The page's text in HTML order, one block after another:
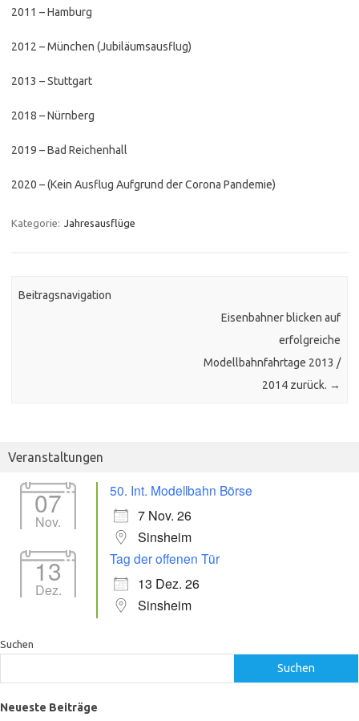
2011 – Hamburg
2012 – München (Jubiläumsausflug)
2013 – Stuttgart
2018 – Nürnberg
2019 – Bad Reichenhall
2020 – (Kein Ausflug Aufgrund der Corona Pandemie)
Kategorie: Jahresausflüge
Beitragsnavigation
Eisenbahner blicken auf
erfolgreiche
Modellbahnfahrtage 2013 /
2014 zurück. →
Veranstaltungen
07
Nov.
50. Int. Modellbahn Börse
7 Nov. 26
Sinsheim
13
Dez.
Tag der offenen Tür
13 Dez. 26
Sinsheim
Suchen
Suchen
Neueste Beiträge